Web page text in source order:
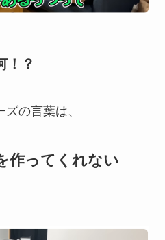
！？
の言葉は、
作ってくれない